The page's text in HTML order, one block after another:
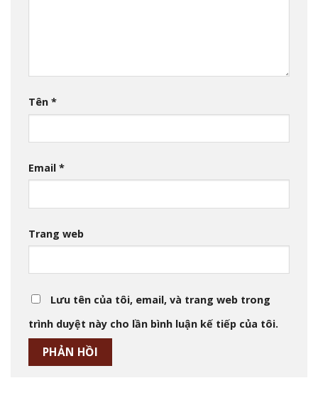
Tên *
Email *
Trang web
Lưu tên của tôi, email, và trang web trong
trình duyệt này cho lần bình luận kế tiếp của tôi.